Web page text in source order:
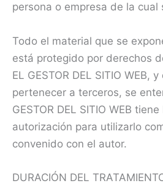
persona o empresa de la cual
Todo el material que se
está protegido por derechos
EL GESTOR DEL SITIO WEB,
pertenecer a terceros, se
GESTOR DEL SITIO WEB
autorización para utilizarlo
convenido con el autor.
DURACIÓN DEL